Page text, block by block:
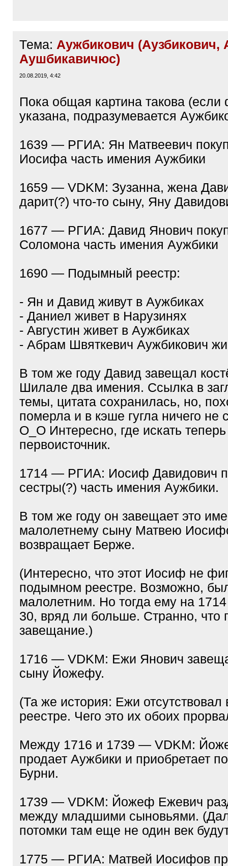
Тема: Аужбикович (Аузбикович,
Аушбикавичюс)
20.08.2019, 4:42
Пока общая картина такова
указана, подразумевается
1639 — РГИА: Ян Матвеевич
Иосифа часть имения Аужбики
1659 — VDKM: Зузанна, жена
дарит(?) что-то сыну, Яну
1677 — РГИА: Давид Янович
Соломона часть имения Аужбики
1690 — Подымный реестр:
- Ян и Давид живут в Аужбиках
- Даниел живет в Нарузинях
- Августин живет в Аужбиках
- Абрам Швяткевич Аужбикович
В том же году Давид завещал
Шилале два имения. Ссылка в
темы, цитата сохранилась, но,
померла и в кэше гугла ничего не
О_О Интересно, где искать теперь
первоисточник.
1714 — РГИА: Иосиф Давидович
сестры(?) часть имения Аужбики.
В том же году он завещает это
малолетнему сыну Матвею
возвращает Берже.
(Интересно, что этот Иосиф не
подымном реестре. Возможно,
малолетним. Но тогда ему на 1714
30, вряд ли больше. Странно, что
завещание.)
1716 — VDKM: Ежи Янович
сыну Йожефу.
(Та же история: Ежи
реестре. Чего это их обоих
Между 1716 и 1739 — VDKM:
продает Аужбики и приобретает
Бурни.
1739 — VDKM: Йожеф Ежевич
между младшими сыновьями.
потомки там еще не один век
1775 — РГИА: Матвей Иосифов